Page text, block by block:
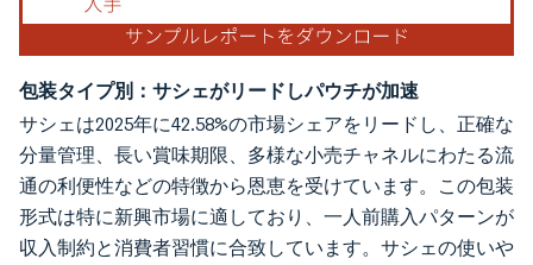
包装タイプ別：サシェがリードしパウチが加速
サシェは2025年に42.58%の市場シェアをリードし、正確な
分量管理、長い賞味期限、多様な小売チャネルにわたる流
通の利便性などの特徴から恩恵を受けています。この包装
形式は特に新興市場に適しており、一人前購入パターンが
収入制約と消費者習慣に合致しています。サシェの使いや